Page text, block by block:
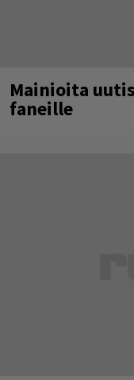
Mainioita
faneille